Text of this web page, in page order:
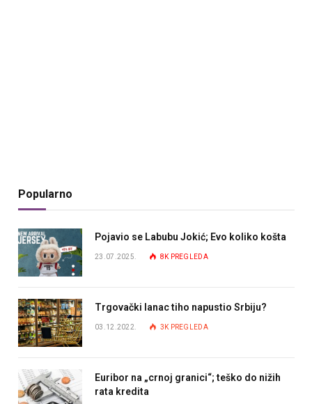
Popularno
Pojavio se Labubu Jokić; Evo koliko košta
23.07.2025. 8K PREGLEDA
Trgovački lanac tiho napustio Srbiju?
03.12.2022. 3K PREGLEDA
Euribor na „crnoj granici“; teško do nižih
rata kredita